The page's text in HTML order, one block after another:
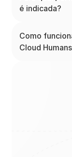
é indicada?
Como
Cloud